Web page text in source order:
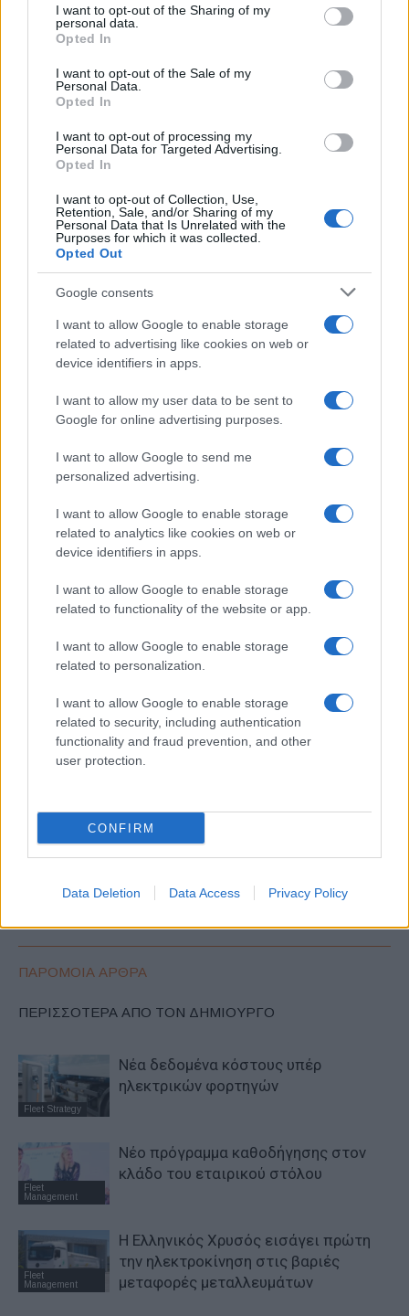
not limited to your visit or usage behaviour. You may click to
grant or deny consent to Google and its third-party tags to
use your data for below specified purposes in below Google
consent section.
I want to opt-out of the Sharing of my
personal data.
Opted In
I want to opt-out of the Sale of my
Personal Data.
Opted In
I want to opt-out of processing my
Personal Data for Targeted Advertising.
Opted In
I want to opt-out of Collection, Use,
Retention, Sale, and/or Sharing of my
Personal Data that Is Unrelated with the
Purposes for which it was collected.
Opted Out
Google consents
I want to allow Google to enable storage
related to advertising like cookies on web or
device identifiers in apps.
I want to allow my user data to be sent to
Google for online advertising purposes.
I want to allow Google to send me
personalized advertising.
I want to allow Google to enable storage
related to analytics like cookies on web or
device identifiers in apps.
I want to allow Google to enable storage
related to functionality of the website or app.
I want to allow Google to enable storage
related to personalization.
I want to allow Google to enable storage
related to security, including authentication
functionality and fraud prevention, and other
user protection.
CONFIRM
Data Deletion Data Access Privacy Policy
Η συμφωνία Arval-Athlon αναδιαμορφώνει την αγορά leasing
της αναδιάρθρωσης
18η συνεχόμενη χρονιά για
τον ΟΤΕ στη διεθνή σειρά
δεικτών FTSE4Good
Alpha Bank: Για πρώτη φορά το Αρχαίο Θέατρο Επιδαύρου
άνοιξε τις πύλες του σε όλους
βιωσιμότητα σε καθημερινή πράξη
Global Fleet Conference
MaaS
Νέες μορφές ενέργειας
Οδική Ασφάλεια
συνδεσιμότητα
Χρηματοδοτικά μοντέλα
Προηγούμενο άρθρο
Ο Ralf Brandstätter
Volkswagen
Ελλάδα: Οι αστικές
μετασχηματίζονται
ΠΑΡΟΜΟΙΑ ΑΡΘΡΑ
ΠΕΡΙΣΣΟΤΕΡΑ ΑΠΟ ΤΟΝ ΔΗΜΙΟΥΡΓΟ
Fleet Strategy
Νέα δεδομένα κόστους υπέρ
ηλεκτρικών φορτηγών
Fleet
Management
Νέο πρόγραμμα καθοδήγησης στον
κλάδο του εταιρικού στόλου
Fleet
Management
Η Ελληνικός Χρυσός εισάγει πρώτη
την ηλεκτροκίνηση στις βαριές
μεταφορές μεταλλευμάτων